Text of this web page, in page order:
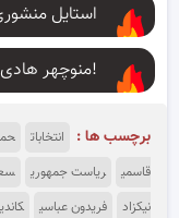
استایل
منوچهر هادی به شایعه طلاقش از یکتا ناصر پاسخ داد!
برچسب ها : انتخابات
قاسمی
ریاست جمهوری
نیکزاد
فریدون عباسی